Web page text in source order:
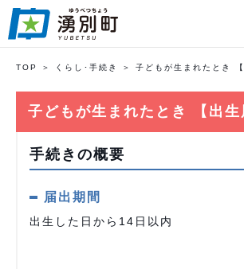
TOP くらし･手続き 子どもが生まれたとき 【
子どもが生まれたとき 【出生
手続きの概要
届出期間
出生した日から14日以内